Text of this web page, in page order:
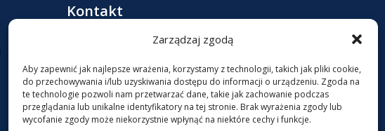
Zarządzaj zgodą
Aby zapewnić jak najlepsze wrażenia, korzystamy z technologii, takich jak pliki cookie,
do przechowywania i/lub uzyskiwania dostępu do informacji o urządzeniu. Zgoda na
te technologie pozwoli nam przetwarzać dane, takie jak zachowanie podczas
przeglądania lub unikalne identyfikatory na tej stronie. Brak wyrażenia zgody lub
wycofanie zgody może niekorzystnie wpłynąć na niektóre cechy i funkcje.
Kontakt
+48 513078509
 biuro@qq7.pl
 ul. Katarzynka 21, 63-611 MROCZEŃ